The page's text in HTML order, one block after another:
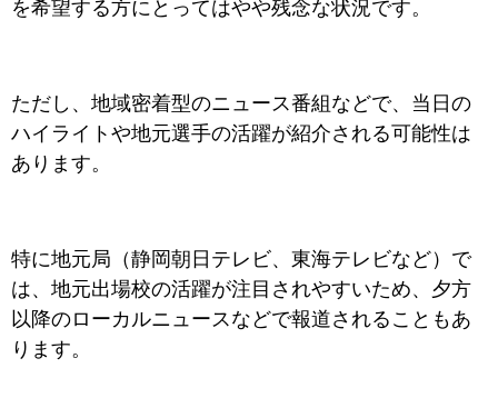
を希望する方にとってはやや残念な状況です。
ただし、地域密着型のニュース番組などで、当日の
ハイライトや地元選手の活躍が紹介される可能性は
あります。
特に地元局（静岡朝日テレビ、東海テレビなど）で
は、地元出場校の活躍が注目されやすいため、夕方
以降のローカルニュースなどで報道されることもあ
ります。